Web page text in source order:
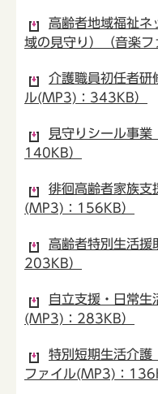
高齢者地域福祉ネ
域の見守り）（音楽
介護職員初任者研
ル(MP3)：343KB）
見守りシール事業
140KB）
徘徊高齢者家族支
(MP3)：156KB）
高齢者特別生活援
203KB）
自立支援・日常生
(MP3)：283KB）
特別短期生活介護
ファイル(MP3)：